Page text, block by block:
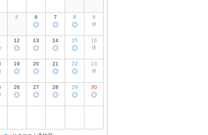
5 6
◎
7
◎
8
◎
9
休
12
◎
13
◎
14
◎
15
◎
16
休
19
◎
20
◎
21
◎
22
◎
23
休
26
◎
27
◎
28
◎
29
◎
30
◎